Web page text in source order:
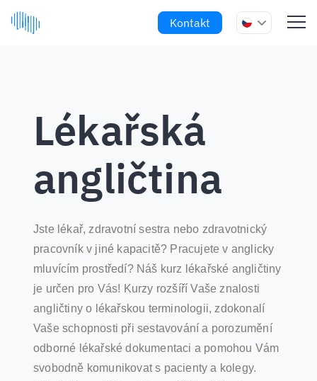
Kontakt
Lékařská
angličtina
Jste lékař, zdravotní sestra nebo zdravotnický
pracovník v jiné kapacitě? Pracujete v anglicky
mluvícím prostředí? Náš kurz lékařské angličtiny
je určen pro Vás! Kurzy rozšíří Vaše znalosti
angličtiny o lékařskou terminologii, zdokonalí
Vaše schopnosti při sestavování a porozumění
odborné lékařské dokumentaci a pomohou Vám
svobodně komunikovat s pacienty a kolegy.